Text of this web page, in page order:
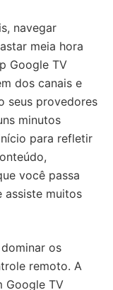
navegar
meia hora
Google TV
dos canais e
seus provedores
minutos
para refletir
você passa
assiste muitos
os
remoto. A
Google TV